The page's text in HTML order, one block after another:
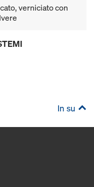
verniciato con
In su